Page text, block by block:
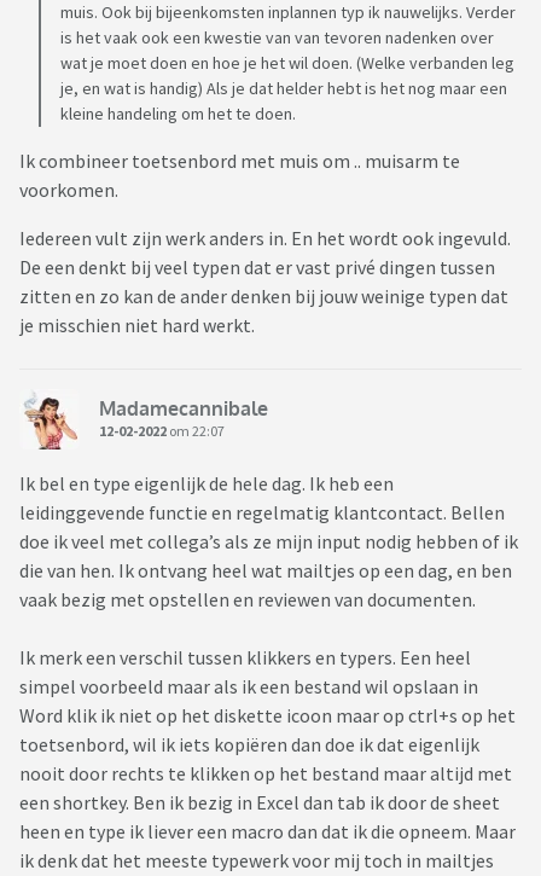
muis. Ook bij bijeenkomsten inplannen typ ik nauwelijks. Verder
is het vaak ook een kwestie van van tevoren nadenken over
wat je moet doen en hoe je het wil doen. (Welke verbanden leg
je, en wat is handig) Als je dat helder hebt is het nog maar een
kleine handeling om het te doen.
Ik combineer toetsenbord met muis om .. muisarm te
voorkomen.
Iedereen vult zijn werk anders in. En het wordt ook ingevuld.
De een denkt bij veel typen dat er vast privé dingen tussen
zitten en zo kan de ander denken bij jouw weinige typen dat
je misschien niet hard werkt.
Madamecannibale
12-02-2022 om 22:07
Ik bel en type eigenlijk de hele dag. Ik heb een
leidinggevende functie en regelmatig klantcontact. Bellen
doe ik veel met collega’s als ze mijn input nodig hebben of ik
die van hen. Ik ontvang heel wat mailtjes op een dag, en ben
vaak bezig met opstellen en reviewen van documenten.
Ik merk een verschil tussen klikkers en typers. Een heel
simpel voorbeeld maar als ik een bestand wil opslaan in
Word klik ik niet op het diskette icoon maar op ctrl+s op het
toetsenbord, wil ik iets kopiëren dan doe ik dat eigenlijk
nooit door rechts te klikken op het bestand maar altijd met
een shortkey. Ben ik bezig in Excel dan tab ik door de sheet
heen en type ik liever een macro dan dat ik die opneem. Maar
ik denk dat het meeste typewerk voor mij toch in mailtjes